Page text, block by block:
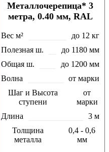
Металлочерепица* 3
метра, 0.40 мм, RAL
Вес м²
до 12 кг
Полезная ш.
до 1180 мм
Общая ш.
до 1200 мм
Волна
от марки
Шаг и Высота
ступени
от
марки
Длина
3 м
Толщина
металла
0,4 - 0,6
мм